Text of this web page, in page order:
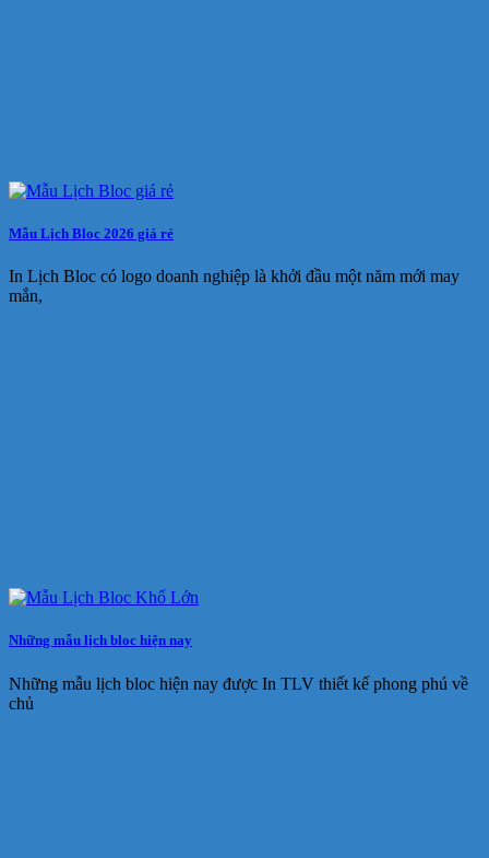
Mẫu Lịch Bloc 2026 giá rẻ
In Lịch Bloc có logo doanh nghiệp là khởi đầu một năm mới may
mắn,
Những mẫu lịch bloc hiện nay
Những mẫu lịch bloc hiện nay được In TLV thiết kế phong phú về
chủ